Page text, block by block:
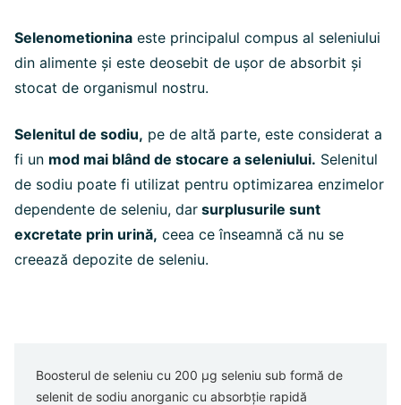
Selenometionina este principalul compus al seleniului
din alimente și este deosebit de ușor de absorbit și
stocat de organismul nostru.
Selenitul de sodiu, pe de altă parte, este considerat a
fi un mod mai blând de stocare a seleniului. Selenitul
de sodiu poate fi utilizat pentru optimizarea enzimelor
dependente de seleniu, dar surplusurile sunt
excretate prin urină, ceea ce înseamnă că nu se
creează depozite de seleniu.
Boosterul de seleniu cu 200 μg seleniu sub formă de
selenit de sodiu anorganic cu absorbție rapidă